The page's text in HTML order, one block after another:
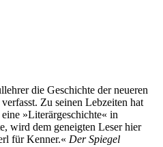
die Geschichte der neueren
Zu seinen Lebzeiten hat
»Literärgeschichte« in
wird dem geneigten Leser hier
für Kenner.« Der Spiegel